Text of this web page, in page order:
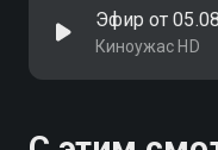
Эфир от
Киноужас HD